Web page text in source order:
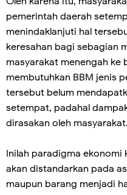
pemerintah daerah
menindaklanjuti hal
keresahan bagi sebagian
masyarakat menengah ke
membutuhkan BBM jenis
tersebut belum
setempat, padahal
dirasakan oleh masyarakat.
Inilah paradigma ekonomi
akan distandarkan pada
maupun barang menjadi